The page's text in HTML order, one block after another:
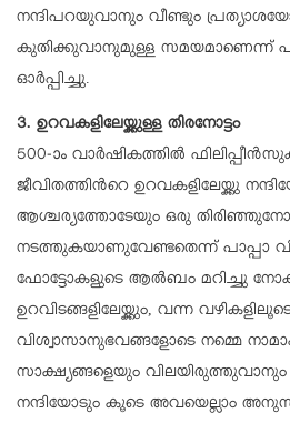
നന്ദിപറയുവാനും വീണ്ടും
കുതിക്കുവാനുമുള്ള സമയമാണെന്ന്
ഓർപ്പിച്ചു.
3. ഉറവകളിലേയ്ക്കുള്ള തിരനോട്ടം
500-ാം വാർഷികത്തിൽ
ജീവിതത്തിന്‍റെ ഉറവകളിലേയ്ക്കു
ആശ്ചര്യത്തോടേയും ഒരു
നടത്തുകയാണുവേണ്ടതെന്ന് പാപ്പാ
ഫോട്ടോകളുടെ ആൽബം മറിച്ചു
ഉറവിടങ്ങളിലേയ്ക്കും, വന്ന
വിശ്വാസാനുഭവങ്ങളോടെ നമ്മെ
സാക്ഷ്യങ്ങളെയും
നന്ദിയോടും കൂടെ അവയെല്ലാം